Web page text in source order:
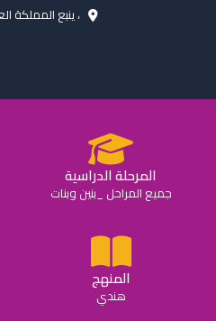
، ينبع المملكة
المرحلة الدراسية
جميع المراحل _بنين وبنات
المنهج
هندي